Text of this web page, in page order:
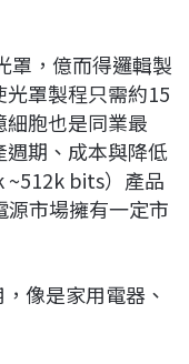
罩，億而得邏輯製
罩製程只需約15
胞也是同業最
期、成本與降低
~512k bits）產品
市場擁有一定市
像是家用電器、